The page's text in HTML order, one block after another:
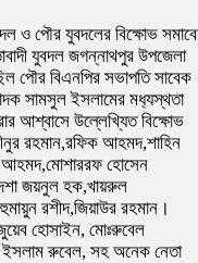
ও পৌর যুবদলের বিক্ষোভ
যুবদল জগন্নাথপুর উপজেলা
পৌর বিএনপির সভাপতি সাবেক
সামসুল ইসলামের মধ‍্যস্থতা
আশ্বাসে উল্লেখ্যিত বিক্ষোভ
রহমান,রফিক আহমদ,শাহিন
আহমদ,মোশাররফ হোসেন
জয়নুল হক,খায়রুল
রশীদ,জিয়াউর রহমান।
হোসাইন, মোঃরুবেল
রুবেল, সহ অনেক নেতা